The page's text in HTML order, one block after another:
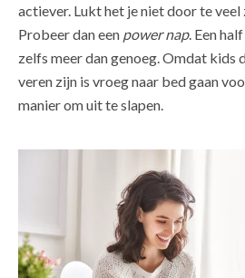
actiever. Lukt het je niet door te veel
Probeer dan een power nap. Een
zelfs meer dan genoeg. Omdat kids
veren zijn is vroeg naar bed gaan
manier om uit te slapen.